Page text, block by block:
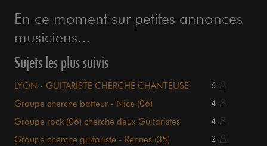
En ce moment sur petites annonces
musiciens...
Sujets les plus suivis
LYON - GUITARISTE CHERCHE CHANTEUSE 6
Groupe cherche batteur - Nice (06) 4
Groupe rock (06) cherche deux Guitaristes
4
Groupe cherche guitariste - Rennes (35) 2